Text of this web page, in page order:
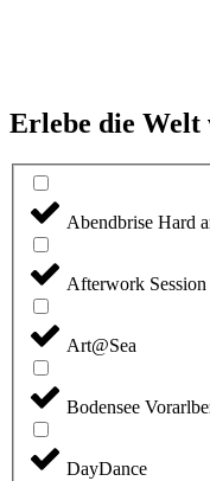
Erlebe die Welt
Abendbrise Hard
Afterwork Session
Art@Sea
Bodensee
DayDance